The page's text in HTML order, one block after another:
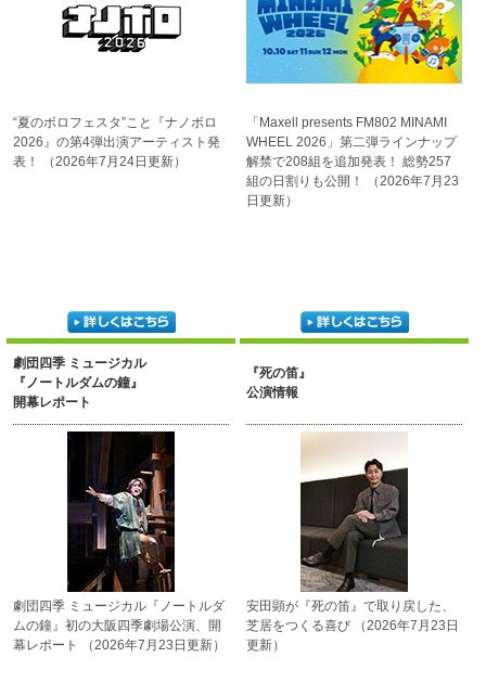
“夏のボロフェスタ”こと
『ナノボロ
2026』の第4弾出演アーティスト発
表！
（2026年7月24日更新）
「Maxell presents FM802 MINAMI
WHEEL 2026」第二弾ラインナップ
解禁で208組を追加発表！総勢257
組の日割りも公開！
（2026年7月23
日更新）
劇団四季 ミュージカル
『ノートルダムの鐘』
開幕レポート
劇団四季 ミュージカル 『ノートルダ
ムの鐘』初の大阪四季劇場公演、 開
幕レポート
（2026年7月23日更新）
『死の笛』
公演情報
安田顕が『死の笛』で取り戻した、
芝居をつくる喜び
（2026年7月23日
更新）